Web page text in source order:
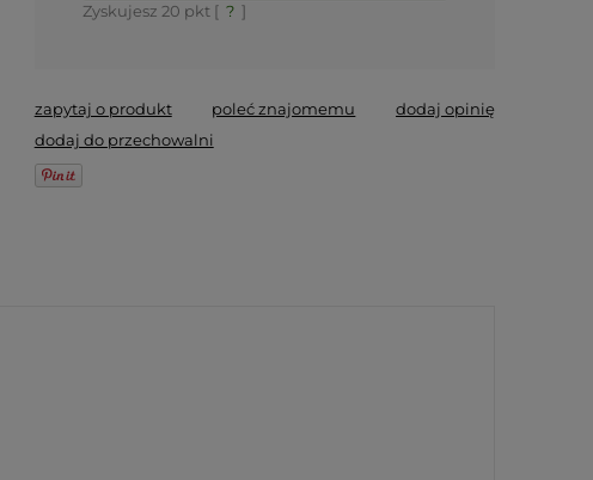
Zyskujesz 20 pkt [ ? ]
zapytaj o produkt poleć znajomemu
dodaj opinię
dodaj do przechowalni